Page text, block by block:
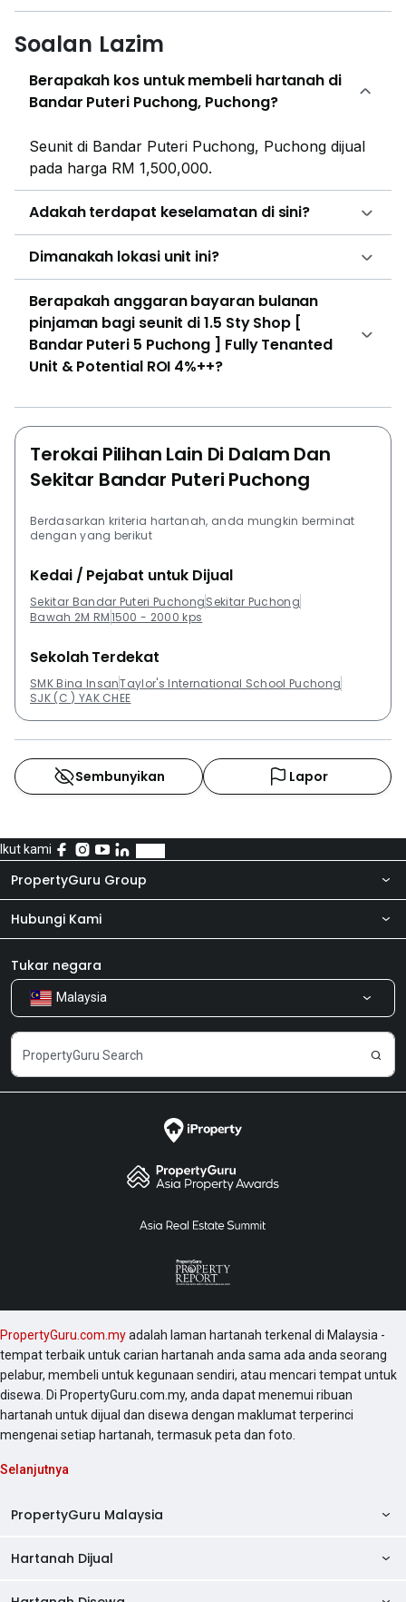
Soalan Lazim
Berapakah kos untuk membeli hartanah di
Bandar Puteri Puchong, Puchong?
Seunit di Bandar Puteri Puchong, Puchong dijual
pada harga RM 1,500,000.
Adakah terdapat keselamatan di sini?
Dimanakah lokasi unit ini?
Berapakah anggaran bayaran bulanan
pinjaman bagi seunit di 1.5 Sty Shop [
Bandar Puteri 5 Puchong ] Fully Tenanted
Unit & Potential ROI 4%++?
Terokai Pilihan Lain Di Dalam Dan
Sekitar Bandar Puteri Puchong
Berdasarkan kriteria hartanah, anda mungkin berminat
dengan yang berikut
Kedai / Pejabat untuk Dijual
Sekitar Bandar Puteri PuchongSekitar Puchong
Bawah 2M RM1500 - 2000 kps
Sekolah Terdekat
SMK Bina InsanTaylor's International School Puchong
SJK (C ) YAK CHEE
Sembunyikan Lapor
Ikut kami
PropertyGuru Group
Tentang kita
Produk kami
Kerjaya
Hubungi Kami
Bilik Berita
Kongsi Maklum Balas
Tukar negara
Malaysia
PropertyGuru.com.myadalah laman hartanah terkenal di Malaysia -
tempat terbaik untuk carian hartanah anda sama ada anda seorang
pelabur, membeli untuk kegunaan sendiri, atau mencari tempat untuk
disewa. Di PropertyGuru.com.my, anda dapat menemui ribuan
hartanah untuk dijual dan disewa dengan maklumat terperinci
mengenai setiap hartanah, termasuk peta dan foto.
Selanjutnya
PropertyGuru Malaysia
AskGuru
Hartanah Dijual